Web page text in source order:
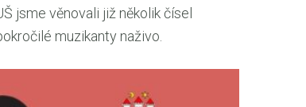
jsme věnovali již několik čísel
muzikanty naživo.